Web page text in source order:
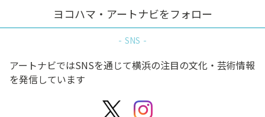
ヨコハマ・アートナビをフォロー
SNS
アートナビではSNSを通じて横浜の注目の文化・芸術情報
を発信しています